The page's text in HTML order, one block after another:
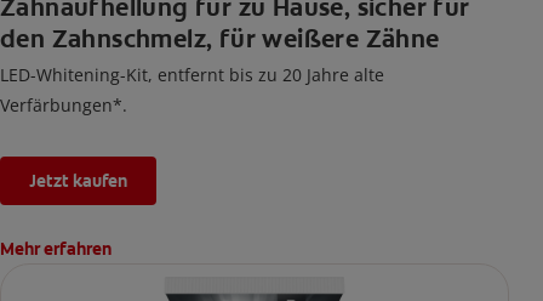
Zahnaufhellung für zu Hause, sicher für
den Zahnschmelz, für weißere Zähne
LED-Whitening-Kit, entfernt bis zu 20 Jahre alte
Verfärbungen*.
Jetzt kaufen
Mehr erfahren